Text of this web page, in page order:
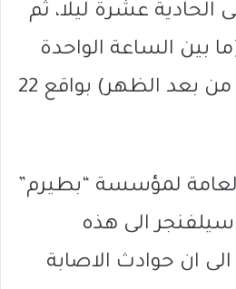
عشرة ليلا، ثم
بين الساعة الواحدة
ظهرا حتى الرابعة من بعد الظهر) بواقع 22
لمؤسسة “بطيرم”
سيلفنجر الى هذه
ان حوادث الاصابة